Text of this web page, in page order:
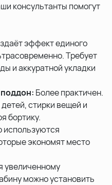
консультанты помогут
эффект единого
Требует
и аккуратной укладки
Более практичен.
стирки вещей и
бортику.
используются
экономят место
увеличенному
можно установить